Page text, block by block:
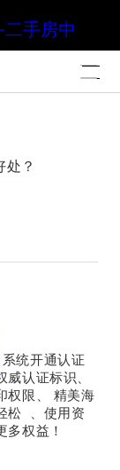
？
系统开通认证
认证标识、
权限、 精美海
松 、使用资
多权益！